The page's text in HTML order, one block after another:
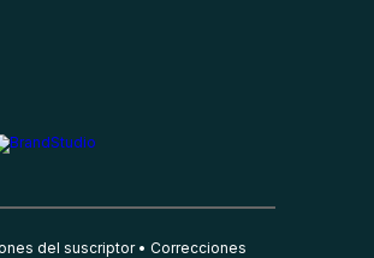
del suscriptor Correcciones